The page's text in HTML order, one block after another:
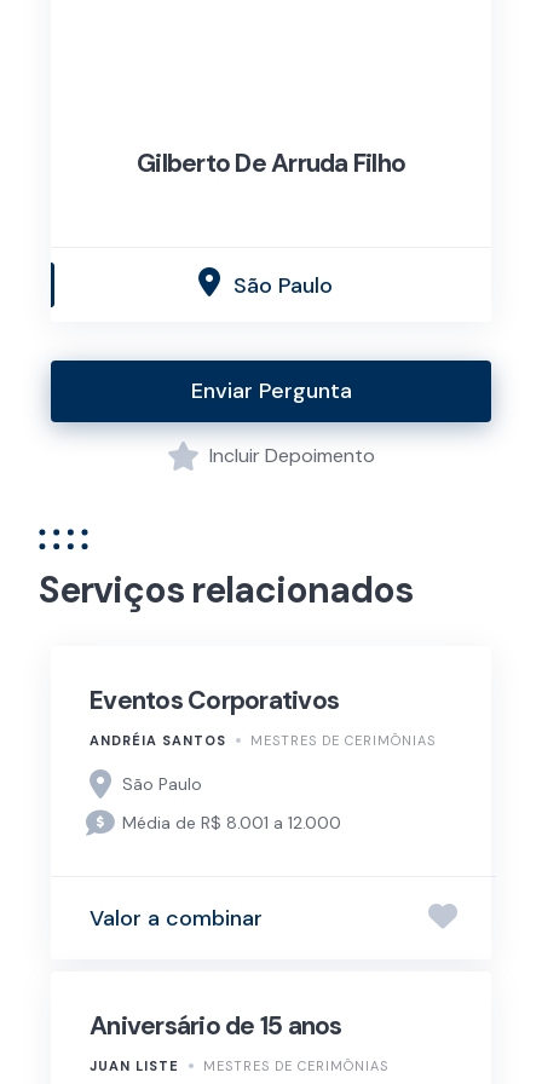
Gilberto De Arruda Filho
São Paulo
Enviar Pergunta
Incluir Depoimento
Serviços relacionados
Eventos Corporativos
ANDRÉIA SANTOS MESTRES DE CERIMÔNIAS
São Paulo
Média de R$ 8.001 a 12.000
Valor a combinar
Aniversário de 15 anos
JUAN LISTE MESTRES DE CERIMÔNIAS